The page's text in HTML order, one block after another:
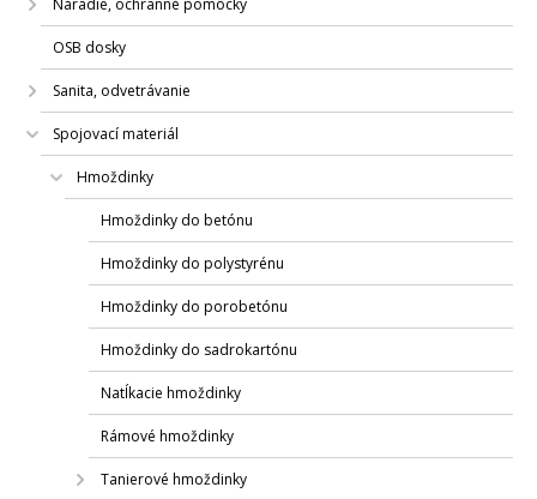
OSB dosky
Sanita, odvetrávanie
Spojovací materiál
Hmoždinky
Hmoždinky do betónu
Hmoždinky do polystyrénu
Hmoždinky do porobetónu
Hmoždinky do sadrokartónu
Natĺkacie hmoždinky
Rámové hmoždinky
Tanierové hmoždinky